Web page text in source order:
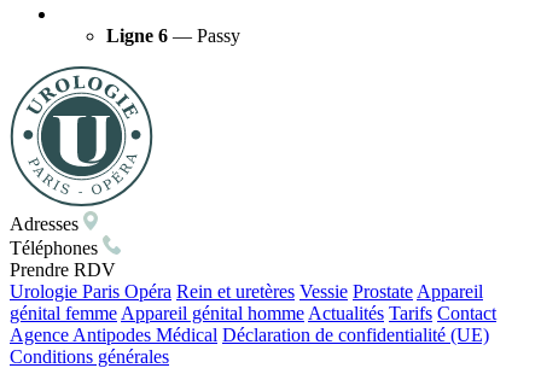
Ligne 6 — Passy
Adresses
Téléphones
Prendre RDV
Urologie Paris Opéra Rein et uretères Vessie Prostate Appareil
génital femme Appareil génital homme Actualités Tarifs Contact
Agence Antipodes Médical Déclaration de confidentialité (UE)
Conditions générales